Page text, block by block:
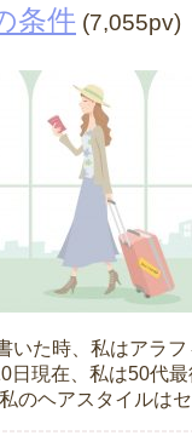
条件 (7,055pv)
いた時、私はアラ
日現在、私は50代
のヘアスタイルは